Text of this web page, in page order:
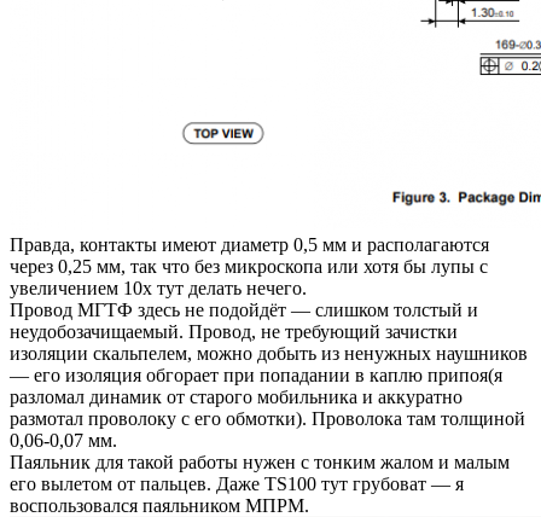
Правда, контакты имеют диаметр 0,5 мм и располагаются
через 0,25 мм, так что без микроскопа или хотя бы лупы с
увеличением 10х тут делать нечего.
Провод МГТФ здесь не подойдёт — слишком толстый и
неудобозачищаемый. Провод, не требующий зачистки
изоляции скальпелем, можно добыть из ненужных наушников
— его изоляция обгорает при попадании в каплю припоя(я
разломал динамик от старого мобильника и аккуратно
размотал проволоку с его обмотки). Проволока там толщиной
0,06-0,07 мм.
Паяльник для такой работы нужен с тонким жалом и малым
его вылетом от пальцев. Даже TS100 тут грубоват — я
воспользовался паяльником МПРМ.